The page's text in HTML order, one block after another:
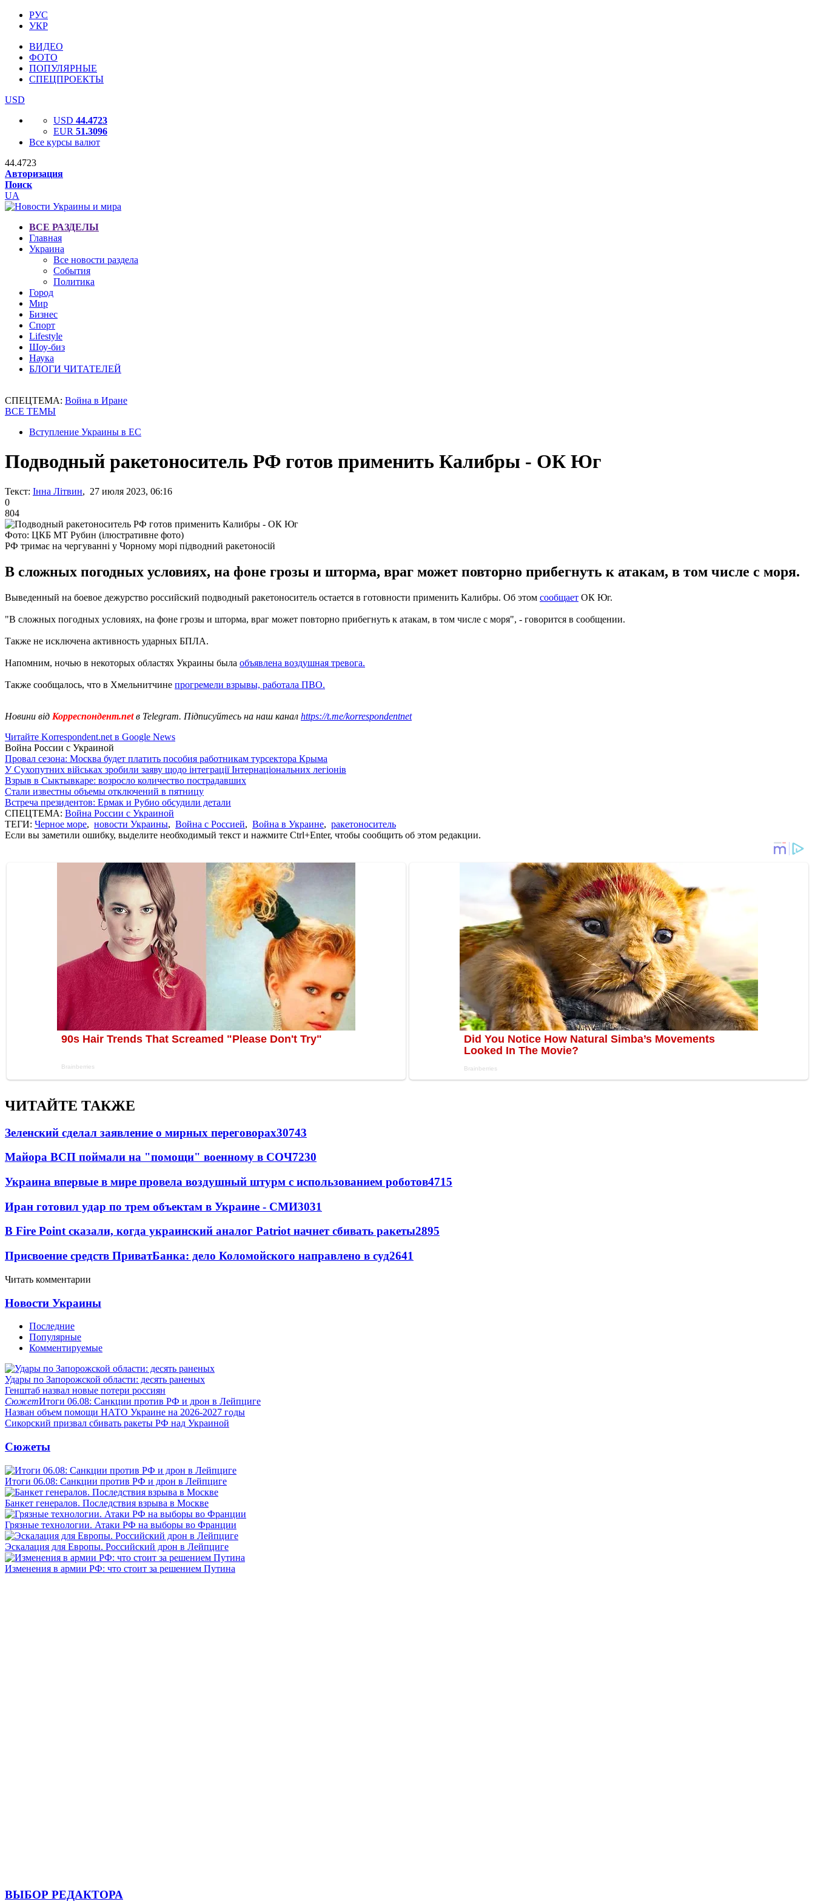
РУС
УКР
ВИДЕО
ФОТО
ПОПУЛЯРНЫЕ
СПЕЦПРОЕКТЫ
USD
USD 44.4723
EUR 51.3096
Все курсы валют
44.4723
Авторизация
Поиск
UA
ВСЕ РАЗДЕЛЫ
Главная
Украина
Все новости раздела
События
Политика
Город
Мир
Бизнес
Спорт
Lifestyle
Шоу-биз
Наука
БЛОГИ ЧИТАТЕЛЕЙ
СПЕЦТЕМА: Война в Иране
ВСЕ ТЕМЫ
Вступление Украины в ЕС
Подводный ракетоноситель РФ готов применить Калибры - ОК Юг
Текст: Інна Літвин, 27 июля 2023, 06:16
0
804
Фото: ЦКБ МТ Рубин (ілюстративне фото)
РФ тримає на чергуванні у Чорному морі підводний ракетоносій
В сложных погодных условиях, на фоне грозы и шторма, враг может повторно прибегнуть к атакам, в том числе с моря.
Выведенный на боевое дежурство российский подводный ракетоноситель остается в готовности применить Калибры. Об этом сообщает ОК Юг.
"В сложных погодных условиях, на фоне грозы и шторма, враг может повторно прибегнуть к атакам, в том числе с моря", - говорится в сообщении.
Также не исключена активность ударных БПЛА.
Напомним, ночью в некоторых областях Украины была объявлена воздушная тревога.
Также сообщалось, что в Хмельнитчине прогремели взрывы, работала ПВО.
Новини від Корреспондент.netв Telegram. Підписуйтесь на наш канал https://t.me/korrespondentnet
Читайте Korrespondent.net в Google News
Война России с Украиной
Провал сезона: Москва будет платить пособия работникам турсектора Крыма
У Сухопутних військах зробили заяву щодо інтеграції Інтернаціональних легіонів
Взрыв в Сыктывкаре: возросло количество пострадавших
Стали известны объемы отключений в пятницу
Встреча президентов: Ермак и Рубио обсудили детали
СПЕЦТЕМА: Война России с Украиной
ТЕГИ: Черное море, новости Украины, Война с Россией, Война в Украине, ракетоноситель
Если вы заметили ошибку, выделите необходимый текст и нажмите Ctrl+Enter, чтобы сообщить об этом редакции.
ЧИТАЙТЕ ТАКЖЕ
Зеленский сделал заявление о мирных переговорах30743
Майора ВСП поймали на "помощи" военному в СОЧ7230
Украина впервые в мире провела воздушный штурм с использованием роботов4715
Иран готовил удар по трем объектам в Украине - СМИ3031
В Fire Point сказали, когда украинский аналог Patriot начнет сбивать ракеты2895
Присвоение средств ПриватБанка: дело Коломойского направлено в суд2641
Читать комментарии
Новости Украины
Последние
Популярные
Комментируемые
Удары по Запорожской области: десять раненых
Генштаб назвал новые потери россиян
СюжетИтоги 06.08: Санкции против РФ и дрон в Лейпциге
Назван объем помощи НАТО Украине на 2026-2027 годы
Сикорский призвал сбивать ракеты РФ над Украиной
Сюжеты
Итоги 06.08: Санкции против РФ и дрон в Лейпциге
Банкет генералов. Последствия взрыва в Москве
Грязные технологии. Атаки РФ на выборы во Франции
Эскалация для Европы. Российский дрон в Лейпциге
Изменения в армии РФ: что стоит за решением Путина
ВЫБОР РЕДАКТОРА